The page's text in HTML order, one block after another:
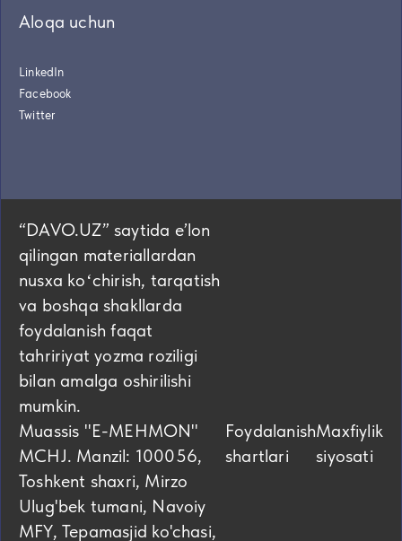
Aloqa uchun
LinkedIn
Facebook
Twitter
“DAVO.UZ” saytida eʼlon
qilingan materiallardan
nusxa koʻchirish, tarqatish
va boshqa shakllarda
foydalanish faqat
tahririyat yozma roziligi
bilan amalga oshirilishi
mumkin.
Muassis "E-MEHMON"
MCHJ. Manzil: 100056,
Toshkent shaxri, Mirzo
Ulug'bek tumani, Navoiy
MFY, Tepamasjid ko'chasi,
Foydalanish
shartlari
Maxfiylik
siyosati